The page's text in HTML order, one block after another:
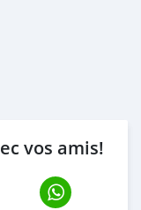
vos amis!